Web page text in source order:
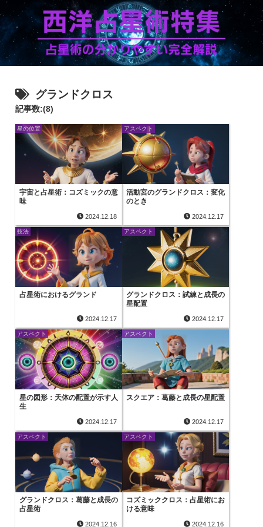
グランドクロス
記事数:(8)
星の位置
宇宙と占星術：コズミックの意
味
2024.12.18
アスペクト
活動宮のグランドクロス：変化
のとき
2024.12.17
技法
占星術におけるグランド
2024.12.17
アスペクト
グランドクロス：試練と成長の
星配置
2024.12.17
アスペクト
星の図形：天体の配置が示す人
生
2024.12.17
アスペクト
スクエア：葛藤と成長の星配置
2024.12.17
アスペクト
グランドクロス：葛藤と成長の
占星術
2024.12.16
アスペクト
コズミッククロス：占星術にお
ける意味
2024.12.16